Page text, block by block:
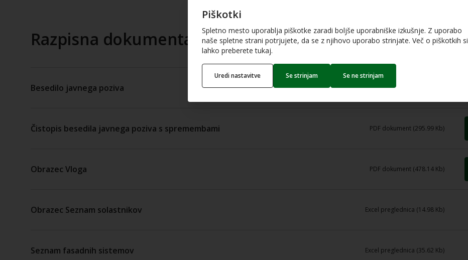
Razpisna dokumentacija
Besedilo javnega poziva PDF dokument (304.26 Kb)
Čistopis besedila javnega poziva s spremembami PDF dokument (295.99 Kb)
Obrazec Vloga PDF dokument (478.14 Kb)
Obrazec Seznam solastnikov Excel preglednica (14.98 Kb)
Seznam fasadnih sistemov Excel preglednica (35.62 Kb)
Piškotki
Spletno mesto uporablja piškotke zaradi boljše uporabniške izkušnje. Z uporabo
naše spletne strani potrjujete, da se z njihovo uporabo strinjate. Več o piškotkih si
lahko preberete tukaj.
Uredi nastavitve Se strinjam Se ne strinjam